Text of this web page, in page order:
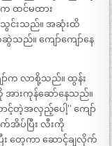
ထင်မထား
င်းသည်။ အဆုံးထိ
ည်။ ကျော်ကျော်နေ
ာ်က လာစို့သည်။ ထွန်း
အားကုန်ဆော်နေသည်။
ာင့်တဲ့အလှည့်ပေါ့” ကျော်
အိပ်ပြီး လီးကို
တေ့ကာ ဆောင့်ချလိုက်